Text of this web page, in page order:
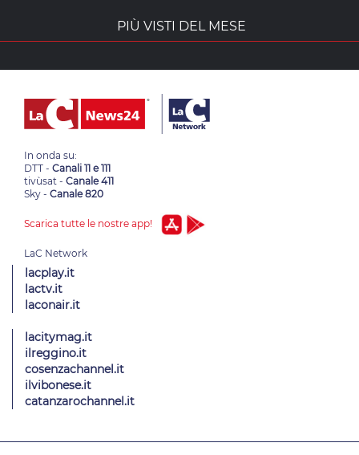
PIÙ VISTI DEL MESE
In onda su:
DTT - Canali 11 e 111
tivùsat - Canale 411
Sky - Canale 820
Scarica tutte le nostre app!
lacplay.it
lactv.it
laconair.it
lacitymag.it
ilreggino.it
cosenzachannel.it
ilvibonese.it
catanzarochannel.it